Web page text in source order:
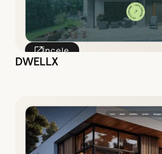
İncele
DWELLX